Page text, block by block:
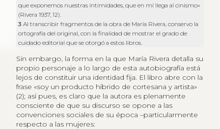
que exponemos nuestras intimidades, que en mí llega al cinismo»
(Rivera 1937, 12).
3Al transcribir fragmentos de la obra de María Rivera, conservo la
ortografía del original, con la finalidad de mostrar el grado de
cuidado editorial que se otorgó a estos libros.
Sin embargo, la forma en la que María Rivera detalla su
propio personaje a lo largo de esta autobiografía está
lejos de constituir una identidad fija. El libro abre con la
frase «soy un producto híbrido de cortesana y artista»
(2); así pues, es claro que la autora es plenamente
consciente de que su discurso se opone a las
convenciones sociales de su época –particularmente
respecto a las mujeres: